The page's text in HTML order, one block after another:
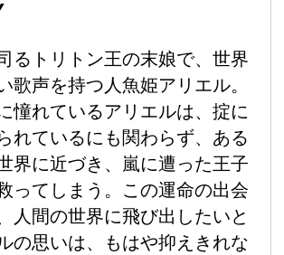
るトリトン王の末娘で、世界
歌声を持つ人魚姫アリエル。
憧れているアリエルは、掟に
れているにも関わらず、ある
界に近づき、嵐に遭った王子
ってしまう。この運命の出会
人間の世界に飛び出したいと
の思いは、もはや抑えきれな